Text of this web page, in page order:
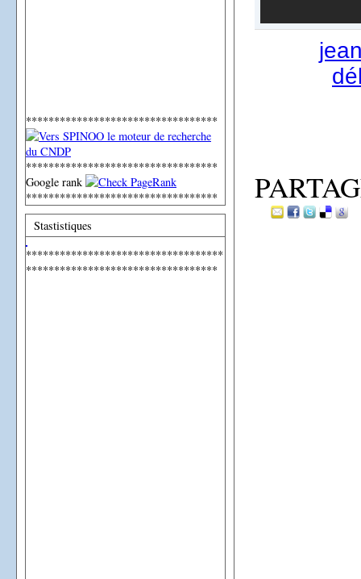
**********************************
**********************************
Google rank
**********************************
Stastistiques
***********************************
**********************************